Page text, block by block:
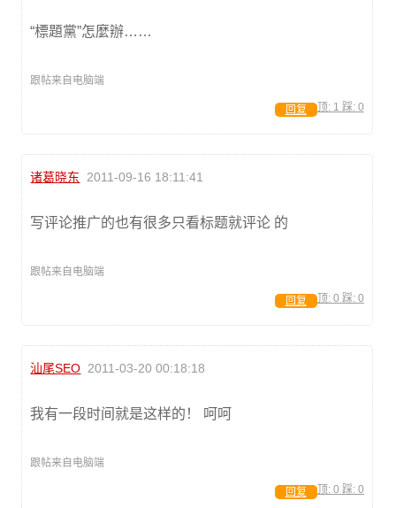
“標題黨”怎麼辦……
跟帖来自电脑端
顶: 1 踩: 0
回复
诸葛晓东 2011-09-16 18:11:41
写评论推广的也有很多只看标题就评论 的
跟帖来自电脑端
顶: 0 踩: 0
回复
汕尾SEO 2011-03-20 00:18:18
我有一段时间就是这样的！ 呵呵
跟帖来自电脑端
顶: 0 踩: 0
回复